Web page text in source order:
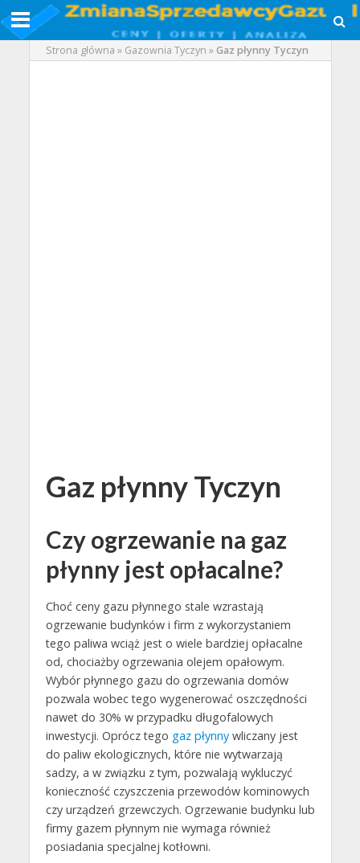
Strona główna » Gazownia Tyczyn »Gaz płynny Tyczyn
Gaz płynny Tyczyn
Czy ogrzewanie na gaz
płynny jest opłacalne?
Choć ceny gazu płynnego stale wzrastają
ogrzewanie budynków i firm z wykorzystaniem
tego paliwa wciąż jest o wiele bardziej opłacalne
od, chociażby ogrzewania olejem opałowym.
Wybór płynnego gazu do ogrzewania domów
pozwala wobec tego wygenerować oszczędności
nawet do 30% w przypadku długofalowych
inwestycji. Oprócz tego gaz płynnywliczany jest
do paliw ekologicznych, które nie wytwarzają
sadzy, a w związku z tym, pozwalają wykluczyć
konieczność czyszczenia przewodów kominowych
czy urządzeń grzewczych. Ogrzewanie budynku lub
firmy gazem płynnym nie wymaga również
posiadania specjalnej kotłowni.